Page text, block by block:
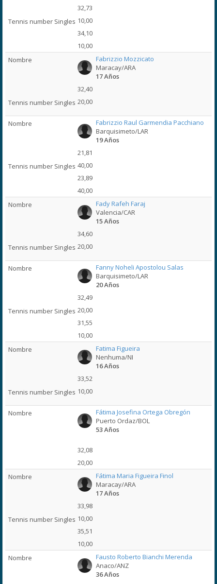
32,73
10,00
34,10
10,00
Fabrizzio Mozzicato
Maracay/ARA
17 Años
32,40
20,00
Fabrizzio Raul Garmendia Pacchiano
Barquisimeto/LAR
19 Años
21,81
40,00
23,89
40,00
Fady Rafeh Faraj
Valencia/CAR
15 Años
34,60
20,00
Fanny Noheli Apostolou Salas
Barquisimeto/LAR
20 Años
32,49
20,00
31,55
10,00
Fatima Figueira
Nenhuma/NI
16 Años
33,52
10,00
Fátima Josefina Ortega Obregón
Puerto Ordaz/BOL
53 Años
32,08
20,00
Fátima Maria Figueira Finol
Maracay/ARA
17 Años
33,98
10,00
35,51
10,00
Fausto Roberto Bianchi Merenda
Anaco/ANZ
36 Años